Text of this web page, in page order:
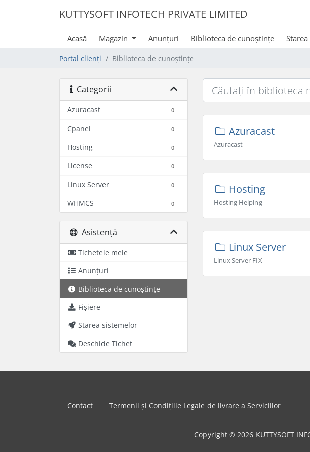
KUTTYSOFT INFOTECH PRIVATE LIMITED
Acasă Magazin Anunțuri Biblioteca de cunoștințe
Portal clienți Biblioteca de cunoștințe
Categorii
Azuracast 0
Cpanel 0
Hosting 0
License 0
Linux Server 0
WHMCS 0
Asistență
Tichetele mele
Anunțuri
Biblioteca de cunoștințe
Fișiere
Starea sistemelor
Deschide Tichet
Azuracast
Azuracast
Hosting
Hosting Helping
Linux Server
Linux Server FIX
Contact Termenii și Condițiile Legale de livrare a Serviciilor
Copyright © 2026 KUTTYSOFT